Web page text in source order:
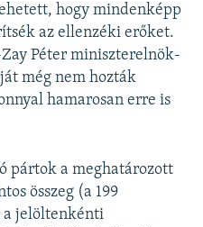
hogy mindenképp
az ellenzéki erőket.
Péter miniszterelnök-
még nem hozták
hamarosan erre is
pártok a meghatározott
összeg (a 199
a jelöltenkénti